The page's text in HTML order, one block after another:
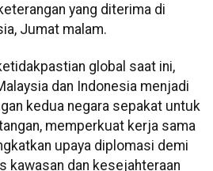
yang diterima di
Jumat malam.
global saat ini,
dan Indonesia menjadi
kedua negara sepakat untuk
memperkuat kerja sama
upaya diplomasi demi
kawasan dan kesejahteraan